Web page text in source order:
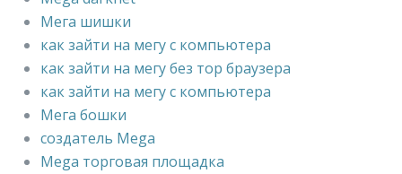
Мега шишки
как зайти на мегу с компьютера
как зайти на мегу без тор браузера
как зайти на мегу с компьютера
Мега бошки
создатель Mega
Mega торговая площадка